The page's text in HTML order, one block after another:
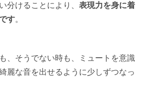
分けることにより、 表現力を身に着
す。
、そうでない時も、ミュートを意識
麗な音を出せるように少しずつなっ